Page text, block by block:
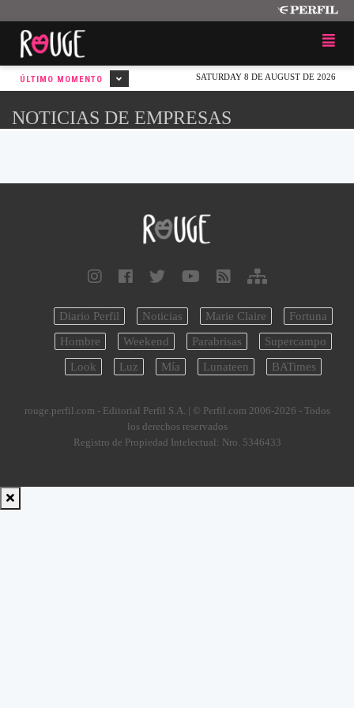
SATURDAY 8 DE AUGUST DE 2026
ÚLTIMO MOMENTO
NOTICIAS DE EMPRESAS
Diario Perfil Noticias Marie Claire
Fortuna
Hombre
Weekend Parabrisas
Supercampo
Look
Luz Mía Lunateen BATimes
rouge.perfil.com - Editorial Perfil S.A. | © Perfil.com 2006-2026 - Todos
los derechos reservados
Registro de Propiedad Intelectual: Nro. 5346433